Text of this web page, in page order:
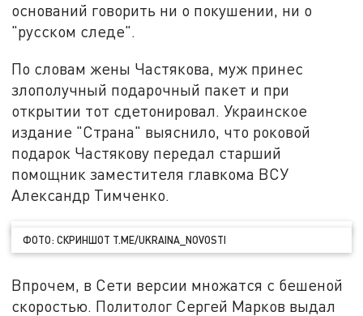
оснований говорить ни о покушении, ни о
"русском следе".
По словам жены Частякова, муж принес
злополучный подарочный пакет и при
открытии тот сдетонировал. Украинское
издание "Страна" выяснило, что роковой
подарок Частякову передал старший
помощник заместителя главкома ВСУ
Александр Тимченко.
ФОТО: СКРИНШОТ T.ME/UKRAINA_NOVOSTI
Впрочем, в Сети версии множатся с бешеной
скоростью. Политолог Сергей Марков выдал